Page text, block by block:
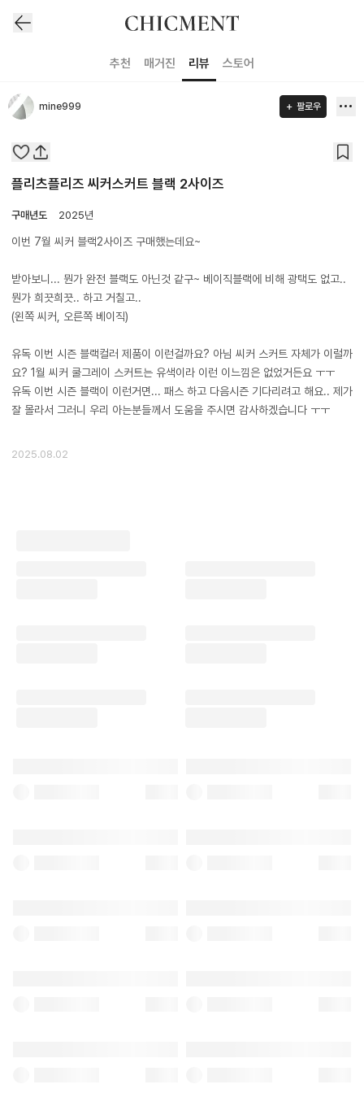
추천 매거진 리뷰 스토어
mine999 팔로우
플리츠플리즈 씨커스커트 블랙 2사이즈
구매년도 2025년
이번 7월 씨커 블랙2사이즈 구매했는데요~
받아보니... 뭔가 완전 블랙도 아닌것 같구~ 베이직블랙에 비해 광택도 없고..
뭔가 희끗희끗.. 하고 거칠고..
(왼쪽 씨커, 오른쪽 베이직)
유독 이번 시즌 블랙컬러 제품이 이런걸까요? 아님 씨커 스커트 자체가 이럴까
요? 1월 씨커 쿨그레이 스커트는 유색이라 이런 이느낌은 없었거든요 ㅜㅜ
유독 이번 시즌 블랙이 이런거면... 패스 하고 다음시즌 기다리려고 해요.. 제가
잘 몰라서 그러니 우리 아는분들께서 도움을 주시면 감사하겠습니다 ㅜㅜ
2025.08.02